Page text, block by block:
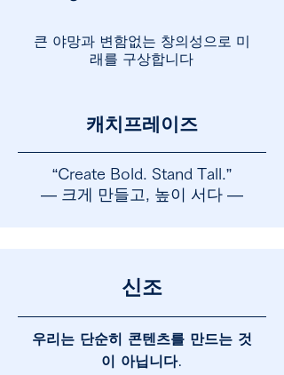
큰 야망과 변함없는 창의성으로 미
래를 구상합니다
캐치프레이즈
“Create Bold. Stand Tall.”
― 크게 만들고, 높이 서다 ―
신조
우리는 단순히 콘텐츠를 만드는 것
이 아닙니다.